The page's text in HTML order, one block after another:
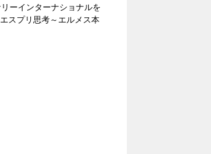
ーインターナショナルを
スプリ思考～エルメス本